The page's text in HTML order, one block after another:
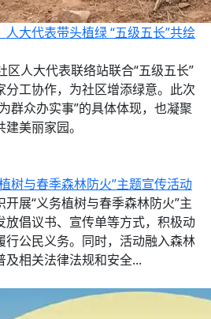
大代表带头植绿 “五级五长”共绘
人大代表联络站联合“五级五长”
工协作，为社区增添绿意。此次
群众办实事”的具体体现，也凝聚
美丽家园。
树与春季森林防火”主题宣传活动
展“义务植树与春季森林防火”主
放倡议书、宣传单等方式，积极动
行公民义务。同时，活动融入森林
相关法律法规和安全...